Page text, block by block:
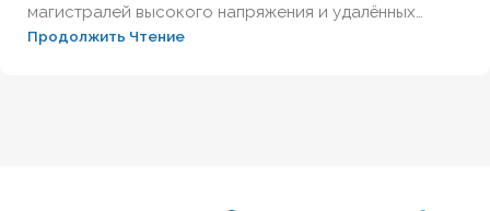
магистралей высокого напряжения и удалённых
участков. Они дешевле, легче и проще в ремонте, но
Продолжить Чтение